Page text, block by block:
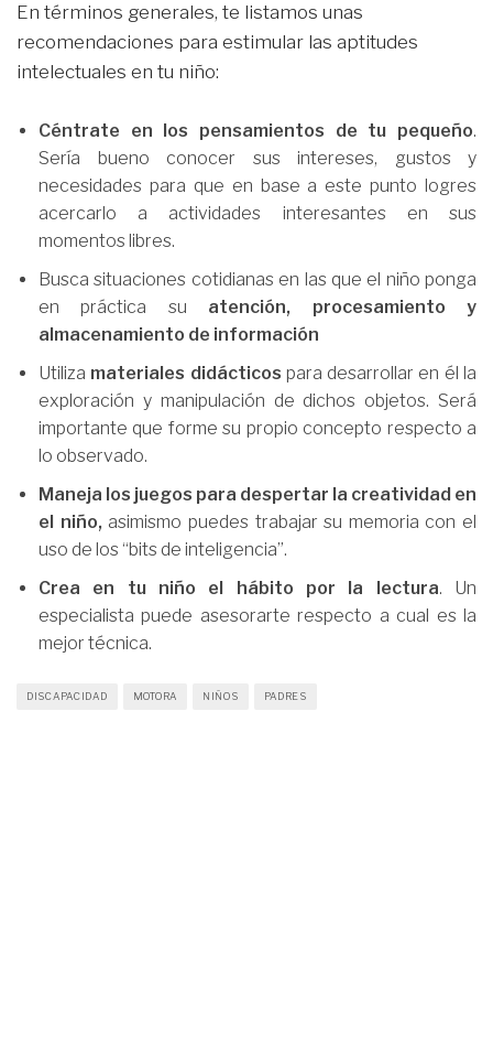
En términos generales, te listamos unas
recomendaciones para estimular las aptitudes
intelectuales en tu niño:
Céntrate en los pensamientos de tu pequeño.
Sería bueno conocer sus intereses, gustos y
necesidades para que en base a este punto logres
acercarlo a actividades interesantes en sus
momentos libres.
Busca situaciones cotidianas en las que el niño ponga
en práctica su atención, procesamiento y
almacenamiento de información
Utiliza materiales didácticos para desarrollar en él la
exploración y manipulación de dichos objetos. Será
importante que forme su propio concepto respecto a
lo observado.
Maneja los juegos para despertar la creatividad en
el niño, asimismo puedes trabajar su memoria con el
uso de los “bits de inteligencia”.
Crea en tu niño el hábito por la lectura. Un
especialista puede asesorarte respecto a cual es la
mejor técnica.
DISCAPACIDAD MOTORA NIÑOS PADRES